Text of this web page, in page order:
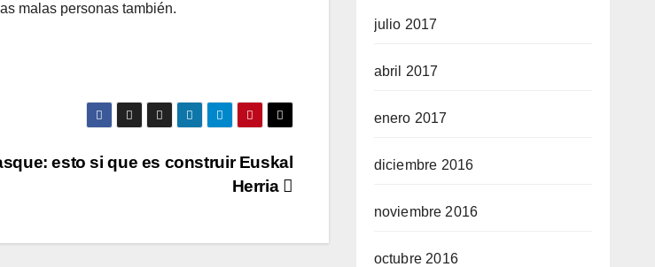
malas personas también.
esto si que es construir Euskal
Herria
julio 2017
abril 2017
enero 2017
diciembre 2016
noviembre 2016
octubre 2016